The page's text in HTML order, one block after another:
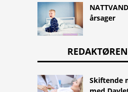
årsager
Skiftende